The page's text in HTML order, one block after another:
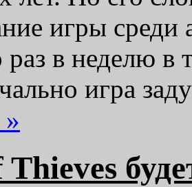
игры
в неделю в
игра
Thieves